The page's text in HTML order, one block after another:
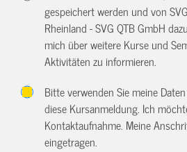
gespeichert werden und von
Rheinland - SVG QTB GmbH
mich über weitere Kurse und
Aktivitäten zu informieren.
Bitte verwenden Sie meine
diese Kursanmeldung. Ich
Kontaktaufnahme. Meine
eingetragen.